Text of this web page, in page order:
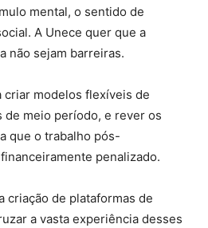
mental, o sentido de
A Unece quer que a
não sejam barreiras.
criar modelos flexíveis de
de meio período, e rever os
que o trabalho pós-
penalizado.
criação de plataformas de
a vasta experiência desses